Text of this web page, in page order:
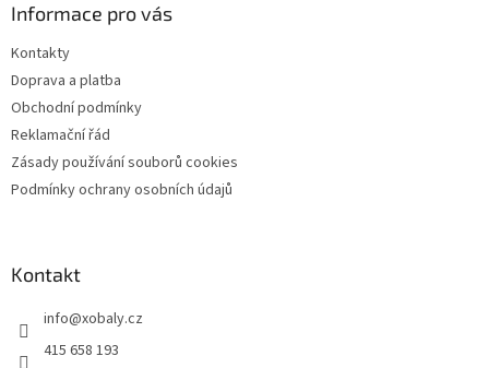
Informace pro vás
Kontakty
Doprava a platba
Obchodní podmínky
Reklamační řád
Zásady používání souborů cookies
Podmínky ochrany osobních údajů
Kontakt
info@xobaly.cz
415 658 193